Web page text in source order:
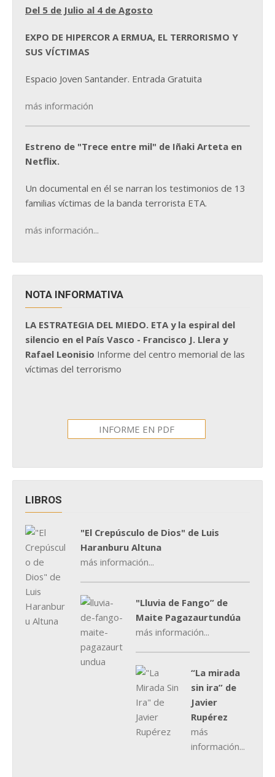
Del 5 de Julio al 4 de Agosto
EXPO DE HIPERCOR A ERMUA, EL TERRORISMO Y
SUS VÍCTIMAS
Espacio Joven Santander. Entrada Gratuita
más información
Estreno de "Trece entre mil" de Iñaki Arteta en
Netflix.
Un documental en él se narran los testimonios de 13
familias víctimas de la banda terrorista ETA.
más información...
NOTA INFORMATIVA
LA ESTRATEGIA DEL MIEDO. ETA y la espiral del
silencio en el País Vasco - Francisco J. Llera y
Rafael Leonisio Informe del centro memorial de las
víctimas del terrorismo
INFORME EN PDF
LIBROS
"El Crepúsculo de Dios" de Luis
Haranburu Altuna
más información...
"Lluvia de Fango” de
Maite Pagazaurtundúa
más información...
“La mirada
sin ira” de
Javier
Rupérez
más
información...